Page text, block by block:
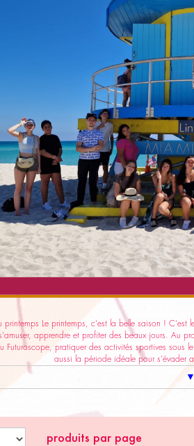
Le printemps, c’est la belle saison !
apprendre et profiter des beaux jours. Au
Futuroscope, pratiquer des activités sportives sous
aussi la période idéale pour s’évader
▼
produits par page